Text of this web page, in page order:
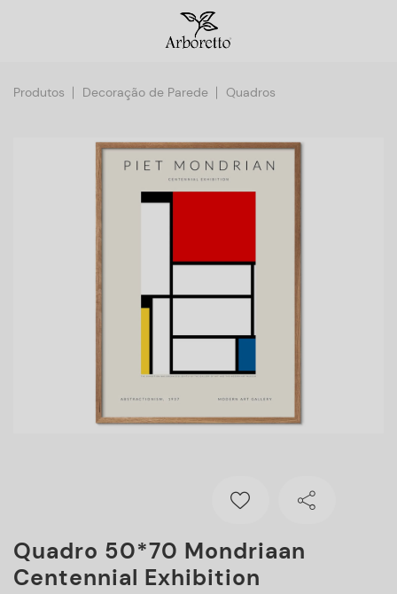
Produtos Decoração de Parede Quadros
Quadro 50*70 Mondriaan
Centennial Exhibition